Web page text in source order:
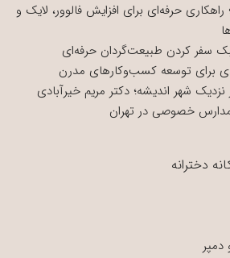
حرفه‌ای برای افزایش فالوور، لایک و
سفر کردن طبیعت‌گردان حرفه‌ای
برای توسعه کسب‌وکارهای مدرن
نزدیک شهر اندیشه؛ دکتر مریم خیرآبادی
خصوصی در تهران
دخترانه
دمپر